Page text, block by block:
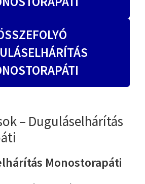
– Duguláselhárítás
Monostorapáti